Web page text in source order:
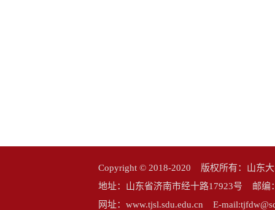
Copyright © 2018-2020 版权所有：山东
地址：山东省济南市经十路17923号 邮
网址：www.tjsl.sdu.edu.cn E-